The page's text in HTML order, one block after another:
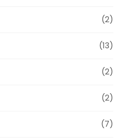
(2)
(13)
(2)
(2)
(7)